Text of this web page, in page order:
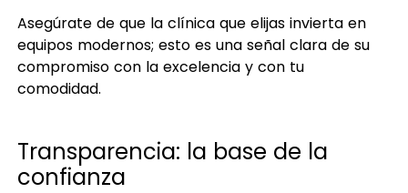
Asegúrate de que la clínica que elijas invierta en
equipos modernos; esto es una señal clara de su
compromiso con la excelencia y con tu
comodidad.
Transparencia: la base de la
confianza